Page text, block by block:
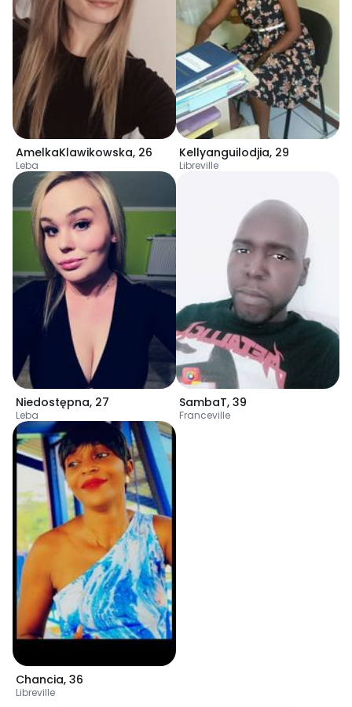
AmelkaKlawikowska, 26
Leba
Niedostępna, 27
Leba
Chancia, 36
Libreville
Kellyanguilodjia, 29
Libreville
SambaT, 39
Franceville